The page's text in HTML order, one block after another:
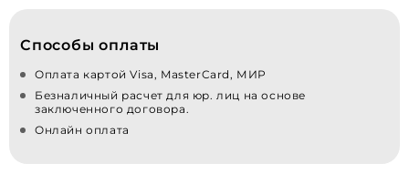
Способы оплаты
Оплата картой Visa, MasterCard, МИР
Безналичный расчет для юр. лиц на основе
заключенного договора.
Онлайн оплата